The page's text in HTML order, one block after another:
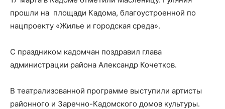
прошли на площади Кадома, благоустроенной по
нацпроекту «Жилье и городская среда».
С праздником кадомчан поздравил глава
администрации района Александр Кочетков.
В театрализованной программе выступили артисты
районного и Заречно-Кадомского домов культуры.